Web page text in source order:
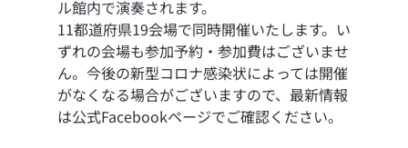
ル館内で演奏されます。
11都道府県19会場で同時開催いたします。い
ずれの会場も参加予約・参加費はございませ
ん。今後の新型コロナ感染状によっては開催
がなくなる場合がございますので、最新情報
は公式Facebookページでご確認ください。